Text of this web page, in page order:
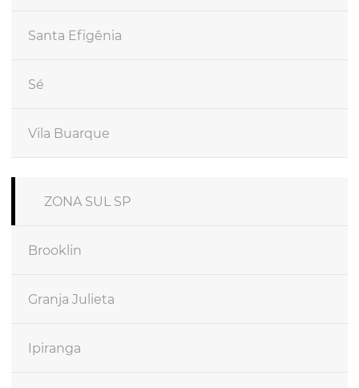
Santa Efigênia
Sé
Vila Buarque
ZONA SUL SP
Brooklin
Granja Julieta
Ipiranga